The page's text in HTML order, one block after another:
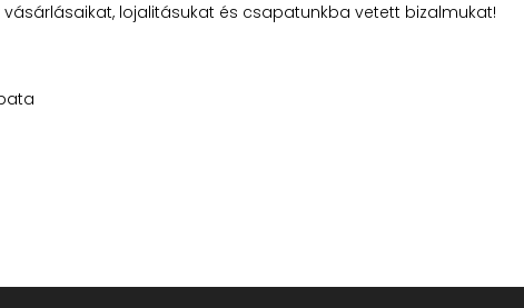
lojalitásukat és csapatunkba vetett bizalmukat!